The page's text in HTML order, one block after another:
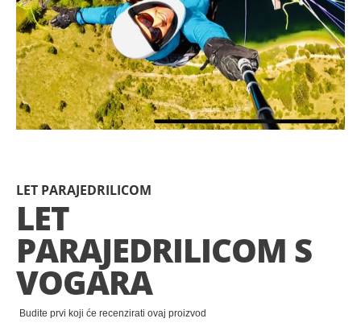
galerije
slika
LET PARAJEDRILICOM
LET
PARAJEDRILICOM S
VOGARA
Budite prvi koji će recenzirati ovaj proizvod